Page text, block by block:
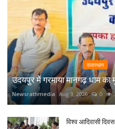
राजस्थान
उदयपुर में गरमाया मानगढ़ धाम का
Newsrathmedia Aug 9, 2026 0
विश्व आदिवासी